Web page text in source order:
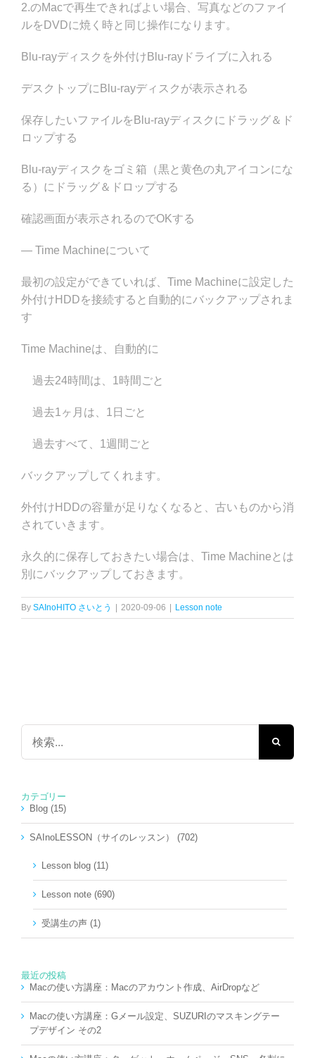
2.のMacで再生できればよい場合、写真などのファイ
ルをDVDに焼く時と同じ操作になります。
Blu-rayディスクを外付けBlu-rayドライブに入れる
デスクトップにBlu-rayディスクが表示される
保存したいファイルをBlu-rayディスクにドラッグ＆ド
ロップする
Blu-rayディスクをゴミ箱（黒と黄色の丸アイコンにな
る）にドラッグ＆ドロップする
確認画面が表示されるのでOKする
— Time Machineについて
最初の設定ができていれば、Time Machineに設定した
外付けHDDを接続すると自動的にバックアップされま
す
Time Machineは、自動的に
過去24時間は、1時間ごと
過去1ヶ月は、1日ごと
過去すべて、1週間ごと
バックアップしてくれます。
外付けHDDの容量が足りなくなると、古いものから消
されていきます。
永久的に保存しておきたい場合は、Time Machineとは
別にバックアップしておきます。
By SAInoHITO さいとう 2020-09-06 Lesson note
検
…
カテゴリー
Blog (15)
SAInoLESSON（サイのレッスン） (702)
Lesson blog (11)
Lesson note (690)
受講生の声 (1)
最近の投稿
Macの使い方講座：Macのアカウント作成、AirDropなど
Macの使い方講座：Gメール設定、SUZURIのマスキングテー
プデザイン その2